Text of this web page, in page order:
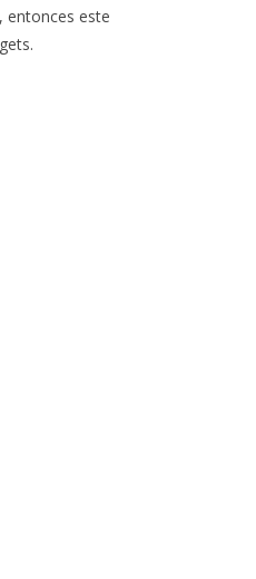
entonces este